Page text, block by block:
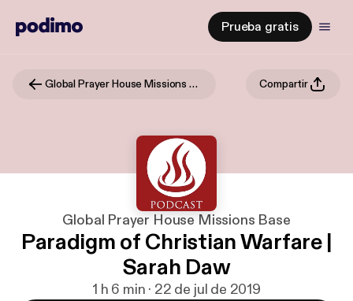
Prueba gratis
Global Prayer House Missions Base Compartir
Global Prayer House Missions Base
Paradigm of Christian Warfare |
Sarah Daw
1 h 6 min · 22 de jul de 2019